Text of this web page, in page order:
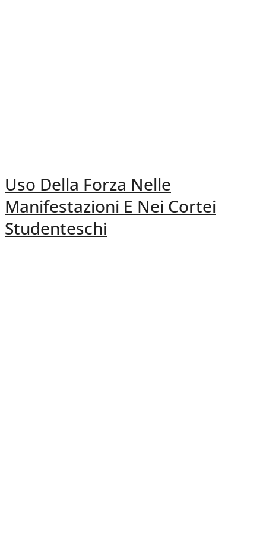
Uso Della Forza Nelle
Manifestazioni E Nei Cortei
Studenteschi